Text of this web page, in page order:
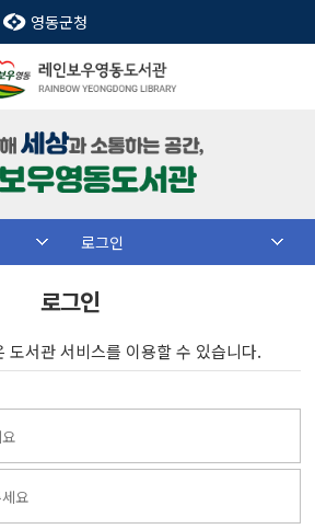
영동군청
로그인
로그인
도서관 서비스를 이용할 수 있습니다.